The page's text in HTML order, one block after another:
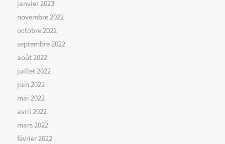
janvier 2023
novembre 2022
octobre 2022
septembre 2022
août 2022
juillet 2022
juin 2022
mai 2022
avril 2022
mars 2022
février 2022